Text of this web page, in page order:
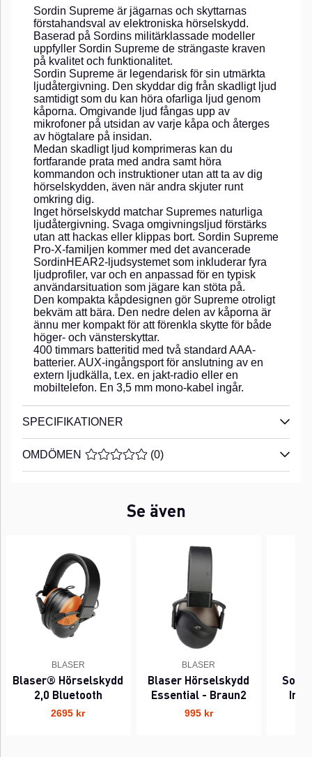
Sordin Supreme är jägarnas och skyttarnas
förstahandsval av elektroniska hörselskydd.
Baserad på Sordins militärklassade modeller
uppfyller Sordin Supreme de strängaste kraven
på kvalitet och funktionalitet.
Sordin Supreme är legendarisk för sin utmärkta
ljudåtergivning. Den skyddar dig från skadligt ljud
samtidigt som du kan höra ofarliga ljud genom
kåporna. Omgivande ljud fångas upp av
mikrofoner på utsidan av varje kåpa och återges
av högtalare på insidan.
Medan skadligt ljud komprimeras kan du
fortfarande prata med andra samt höra
kommandon och instruktioner utan att ta av dig
hörselskydden, även när andra skjuter runt
omkring dig.
Inget hörselskydd matchar Supremes naturliga
ljudåtergivning. Svaga omgivningsljud förstärks
utan att hackas eller klippas bort. Sordin Supreme
Pro-X-familjen kommer med det avancerade
SordinHEAR2-ljudsystemet som inkluderar fyra
ljudprofiler, var och en anpassad för en typisk
användarsituation som jägare kan stöta på.
Den kompakta kåpdesignen gör Supreme otroligt
bekväm att bära. Den nedre delen av kåporna är
ännu mer kompakt för att förenkla skytte för både
höger- och vänsterskyttar.
400 timmars batteritid med två standard AAA-
batterier. AUX-ingångsport för anslutning av en
extern ljudkälla, t.ex. en jakt-radio eller en
mobiltelefon. En 3,5 mm mono-kabel ingår.
SPECIFIKATIONER
OMDÖMEN MEDELBETYG 0 AV 5 ANTAL BETYG 0
(0)
Se även
BLASER
Blaser® Hörselskydd
2,0 Bluetooth
2695 kr
BLASER
Blaser Hörselskydd
Essential - Braun2
995 kr